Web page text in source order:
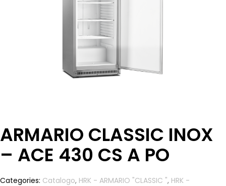
ARMARIO CLASSIC INOX
– ACE 430 CS A PO
Categories: Catalogo, HRK - ARMARIO "CLASSIC ", HRK -